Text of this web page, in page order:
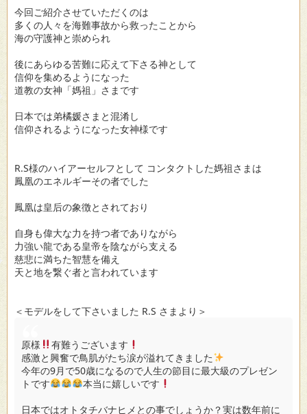
今回ご紹介させていただくのは
多くの人々を海難事故から救ったことから
海の守護神と崇められ
後にあらゆる苦難に応えて下さる神として
信仰を集めるようになった
道教の女神「媽祖」さまです
日本では弟橘媛さまと混淆し
信仰されるようになった女神様です
R.S様のハイアーセルフとして コンタクトした媽祖さまは
鳳凰のエネルギーその者でした
鳳凰は皇后の象徴とされており
自身も偉大な力を持つ者でありながら
力強い龍である皇帝を陰ながら支える
慈悲に満ちた智慧を備え
天と地を繋ぐ者と言われています
＜モデルをして下さいました R.S さまより＞
原様
有難うございます
感激と興奮で鳥肌がたち涙が溢れてきました
今年の9月で50歳になるので人生の節目に最大級のプレゼン
トです
本当に嬉しいです
日本ではオトタチバナヒメとの事でしょうか？実は数年前に